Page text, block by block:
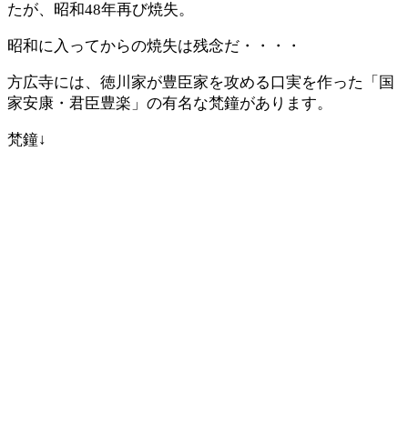
たが、昭和48年再び焼失。
昭和に入ってからの焼失は残念だ・・・・
方広寺には、徳川家が豊臣家を攻める口実を作った「国
家安康・君臣豊楽」の有名な梵鐘があります。
梵鐘↓